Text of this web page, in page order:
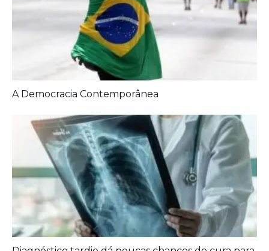
Diagnóstico tardio dá poucas chances de cura para
o câncer de pulmão